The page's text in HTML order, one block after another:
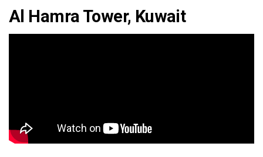
Al Hamra Tower, Kuwait